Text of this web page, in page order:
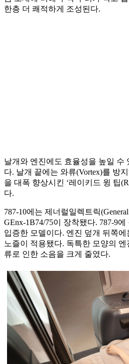
한층 더 쾌적하게 조성된다.
날개와 엔진에도 효율성을 높일 수
다. 날개 끝에는 와류(Vortex)를 방
을 대폭 향상시킨 ‘레이키드 윙 팁
다.
787-10에는 제너럴일렉트릭
GEnx-1B74/75이 장착됐다. 787-9
입증한 모델이다. 엔진 덮개 뒤쪽
노즐이 적용됐다. 독특한 모양의
류로 인한 소음을 크게 줄였다.